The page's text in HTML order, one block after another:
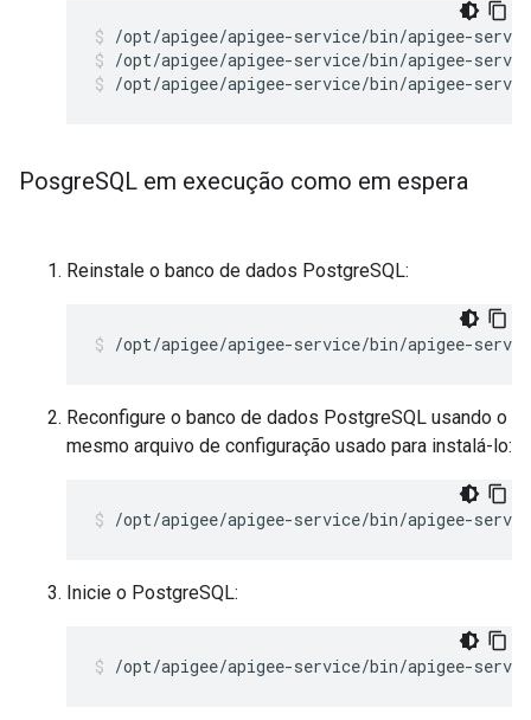
/opt/apigee/apigee-service/bin/apigee-
/opt/apigee/apigee-service/bin/apigee-
PosgreSQL em execução como em espera
Reinstale o banco de dados PostgreSQL:
/opt/apigee/apigee-service/bin/apigee-
Reconfigure o banco de dados PostgreSQL usando o
mesmo arquivo de configuração usado para instalá-lo:
/opt/apigee/apigee-service/bin/apigee-
Inicie o PostgreSQL:
/opt/apigee/apigee-service/bin/apigee-